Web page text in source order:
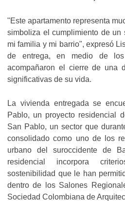
"Este apartamento representa
simboliza el cumplimiento de un
mi familia y mi barrio", expresó
de entrega, en medio de
acompañaron el cierre de una
significativas de su vida.
La vivienda entregada se
Pablo, un proyecto residencial
San Pablo, un sector que
consolidado como uno de los
urbano del suroccidente de
residencial incorpora
sostenibilidad que le han
dentro de los Salones
Sociedad Colombiana de